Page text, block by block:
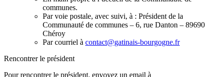
communes.
Par voie postale, avec suivi, à : Président de la
Communauté de communes – 6, rue Danton – 89690
Chéroy
Par courriel à contact@gatinais-bourgogne.fr
Rencontrer le président
Pour rencontrer le président, envoyez un email à